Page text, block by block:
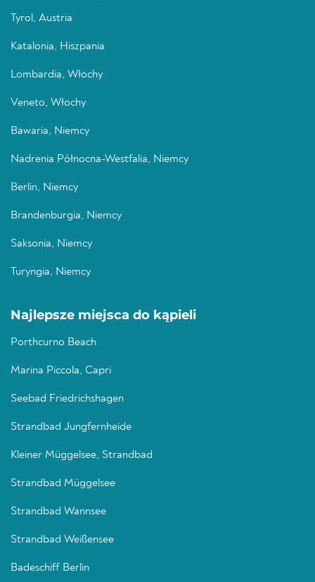
Tyrol, Austria
Katalonia, Hiszpania
Lombardia, Włochy
Veneto, Włochy
Bawaria, Niemcy
Nadrenia Północna-Westfalia, Niemcy
Berlin, Niemcy
Brandenburgia, Niemcy
Saksonia, Niemcy
Turyngia, Niemcy
Najlepsze miejsca do kąpieli
Porthcurno Beach
Marina Piccola, Capri
Seebad Friedrichshagen
Strandbad Jungfernheide
Kleiner Müggelsee, Strandbad
Strandbad Müggelsee
Strandbad Wannsee
Strandbad Weißensee
Badeschiff Berlin